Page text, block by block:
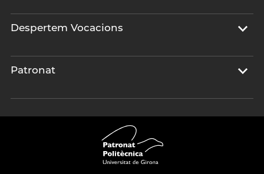
Despertem Vocacions
Patronat